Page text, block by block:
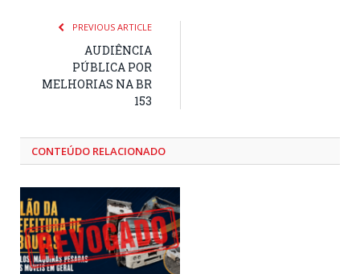
PREVIOUS ARTICLE
AUDIÊNCIA
PÚBLICA POR
MELHORIAS NA BR
153
CONTEÚDO RELACIONADO